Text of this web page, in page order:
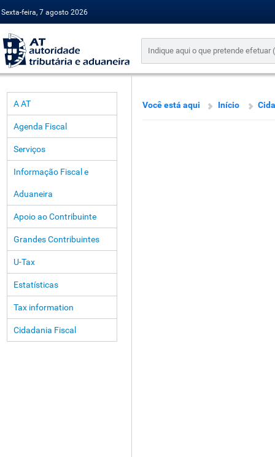
Sexta-feira, 7 agosto 2026
A AT
Agenda Fiscal
Serviços
Informação Fiscal e
Aduaneira
Apoio ao Contribuinte
Grandes Contribuintes
U-Tax
Estatísticas
Tax information
Cidadania Fiscal
Você está aqui Início